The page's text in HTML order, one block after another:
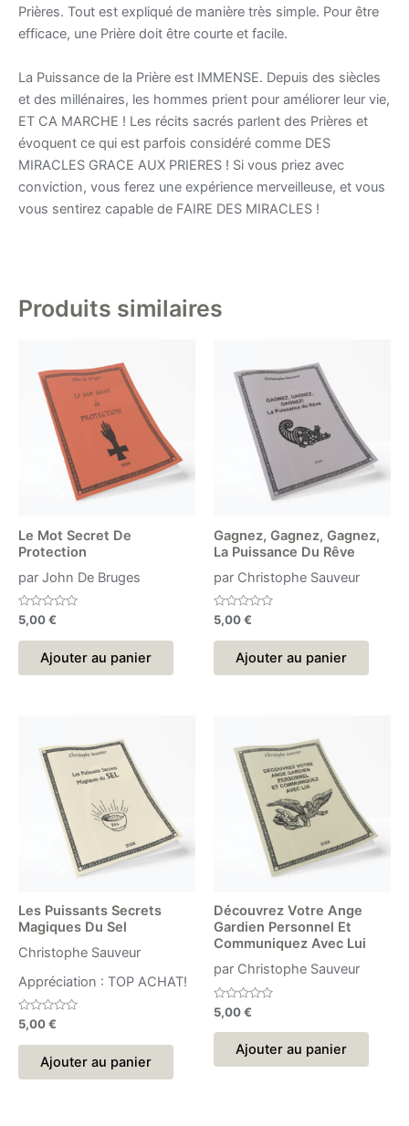
Prières. Tout est expliqué de manière très simple. Pour être
efficace, une Prière doit être courte et facile.
La Puissance de la Prière est IMMENSE. Depuis des siècles
et des millénaires, les hommes prient pour améliorer leur vie,
ET CA MARCHE ! Les récits sacrés parlent des Prières et
évoquent ce qui est parfois considéré comme DES
MIRACLES GRACE AUX PRIERES ! Si vous priez avec
conviction, vous ferez une expérience merveilleuse, et vous
vous sentirez capable de FAIRE DES MIRACLES !
Produits similaires
Le Mot Secret De
Protection
par John De Bruges
Note
0
sur
5,00€
Ajouter au panier
Gagnez, Gagnez, Gagnez,
La Puissance Du Rêve
par Christophe Sauveur
Note
0
sur
5,00€
Ajouter au panier
Les Puissants Secrets
Magiques Du Sel
Christophe Sauveur
Appréciation : TOP ACHAT!
Note
0
sur
5,00€
Ajouter au panier
Découvrez Votre Ange
Gardien Personnel Et
Communiquez Avec Lui
par Christophe Sauveur
Note
0
sur
5,00€
Ajouter au panier